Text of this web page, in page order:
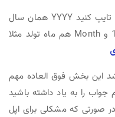
تاریخ تولد خود را به میلادی تایپ کنید YYYY همان سال
است مثلا 1980 ، Day روز تولد مثلا 12 و Month هم ماه تولد مثلا
این بخش فوق العاده مهم
را به یاد داشته باشید
صورتی که مشکلی برای اپل